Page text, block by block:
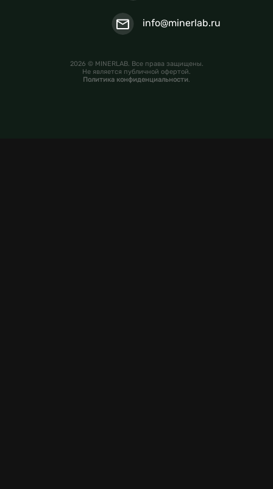
info@minerlab.ru
2026 © MINERLAB. Все права защищены.
Не является публичной офертой.
Политика конфиденциальности.